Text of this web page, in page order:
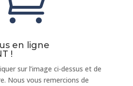
en ligne
!
sur l’image ci-dessus et de
Nous vous remercions de